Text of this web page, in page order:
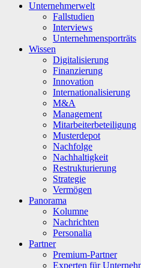
Unternehmerwelt
Fallstudien
Interviews
Unternehmensporträts
Wissen
Digitalisierung
Finanzierung
Innovation
Internationalisierung
M&A
Management
Mitarbeiterbeteiligung
Musterdepot
Nachfolge
Nachhaltigkeit
Restrukturierung
Strategie
Vermögen
Panorama
Kolumne
Nachrichten
Personalia
Partner
Premium-Partner
Experten für